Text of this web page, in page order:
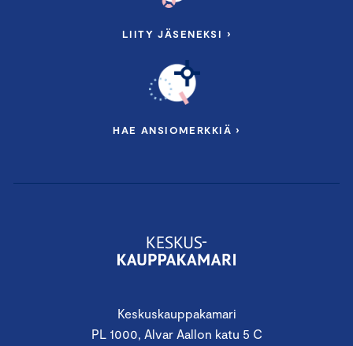
Keskuskauppakamari
PL 1000, Alvar Aallon katu 5 C
LIITY JÄSENEKSI ›
HAE ANSIOMERKKIÄ ›